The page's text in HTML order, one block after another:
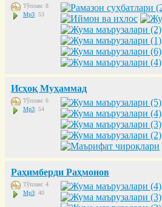
Тўплам: 8
Mp3: 53
Исҳоқ Муҳаммад
Тўплам: 6
Mp3: 54
Раҳимберди Раҳмонов
Тўплам: 4
Mp3: 40